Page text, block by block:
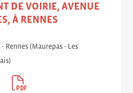
DE VOIRIE, AVENUE
À RENNES
Rennes (Maurepas - Les
)